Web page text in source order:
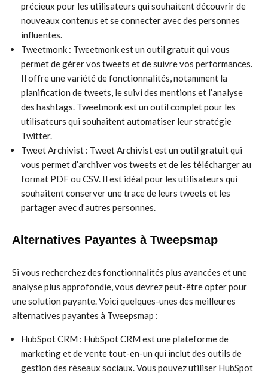
précieux pour les utilisateurs qui souhaitent découvrir de
nouveaux contenus et se connecter avec des personnes
influentes.
Tweetmonk : Tweetmonk est un outil gratuit qui vous
permet de gérer vos tweets et de suivre vos performances.
Il offre une variété de fonctionnalités, notamment la
planification de tweets, le suivi des mentions et l’analyse
des hashtags. Tweetmonk est un outil complet pour les
utilisateurs qui souhaitent automatiser leur stratégie
Twitter.
Tweet Archivist : Tweet Archivist est un outil gratuit qui
vous permet d’archiver vos tweets et de les télécharger au
format PDF ou CSV. Il est idéal pour les utilisateurs qui
souhaitent conserver une trace de leurs tweets et les
partager avec d’autres personnes.
Alternatives Payantes à Tweepsmap
Si vous recherchez des fonctionnalités plus avancées et une
analyse plus approfondie, vous devrez peut-être opter pour
une solution payante. Voici quelques-unes des meilleures
alternatives payantes à Tweepsmap :
HubSpot CRM : HubSpot CRM est une plateforme de
marketing et de vente tout-en-un qui inclut des outils de
gestion des réseaux sociaux. Vous pouvez utiliser HubSpot